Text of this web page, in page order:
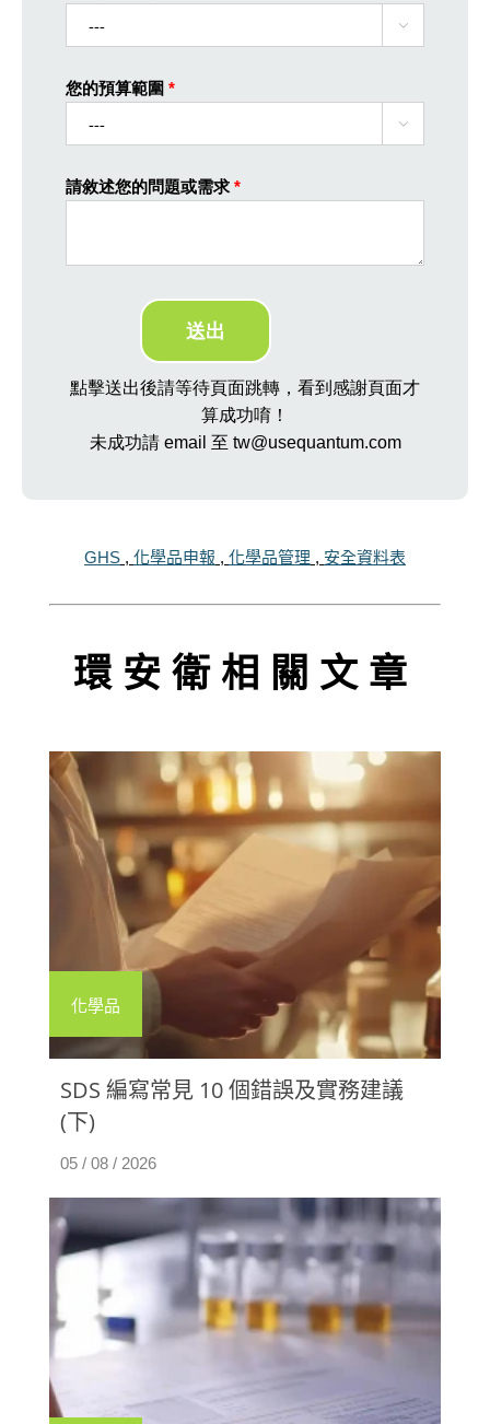

您的預算範圍 *

請敘述您的問題或需求 *
點擊送出後請等待頁面跳轉，看到感謝頁面才
算成功唷！
未成功請 email 至 tw@usequantum.com
GHS , 化學品申報 , 化學品管理 , 安全資料表
環安衛相關文章
化學品
SDS 編寫常見 10 個錯誤及實務建議
(下)
05 / 08 / 2026